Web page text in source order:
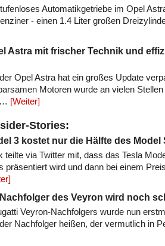
Automatikgetriebe im Opel
- einen 1.4 Liter großen
Astra mit frischer Technik und
Opel Astra hat ein großes Update
Motoren wurde an vielen Stellen
… [Weiter]
Stories:
3 kostet nur die Hälfte des Model
teilte via Twitter mit, dass das Tesla
präsentiert wird und dann bei einem
des Veyron wird noch
Veyron-Nachfolgers wurde nun
Nachfolger heißen, der vermutlich in